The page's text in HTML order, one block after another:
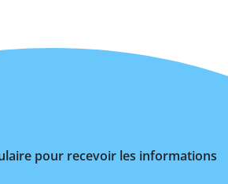
pour recevoir les informations